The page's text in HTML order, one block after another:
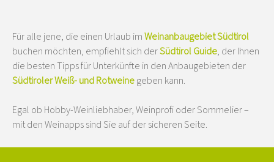
Für alle jene, die einen Urlaub imWeinanbaugebiet Südtirol
buchen möchten, empfiehlt sich derSüdtirol Guide, der Ihnen
die besten Tipps für Unterkünfte in den Anbaugebieten der
Südtiroler Weiß- und Rotweinegeben kann.
Egal ob Hobby-Weinliebhaber, Weinprofi oder Sommelier –
mit den Weinapps sind Sie auf der sicheren Seite.